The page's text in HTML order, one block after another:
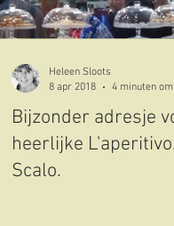
Bijzonder adresje
heerlijke
Scalo.
Heleen Sloots
8 apr 2018
4 minuten